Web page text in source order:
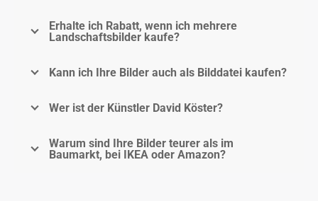
Erhalte ich Rabatt, wenn ich mehrere
Landschaftsbilder kaufe?
Kann ich Ihre Bilder auch als Bilddatei kaufen?
Wer ist der Künstler David Köster?
Warum sind Ihre Bilder teurer als im
Baumarkt, bei IKEA oder Amazon?